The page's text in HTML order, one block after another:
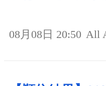
08月08日 20:50 All